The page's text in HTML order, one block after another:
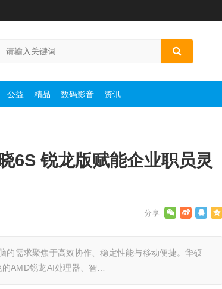
公益 精品 数码影音 资讯
6S 锐龙版赋能企业职员灵
的需求聚焦于高效协作、稳定性能与移动便捷。华硕
AMD锐龙AI处理器、智…